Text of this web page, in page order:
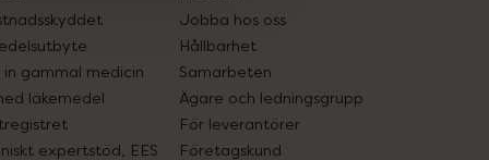
in gammal medicin
läkemedel
expertstöd, EES
Jobba hos oss
Hållbarhet
Samarbeten
Ägare och ledningsgrupp
För leverantörer
Företagskund